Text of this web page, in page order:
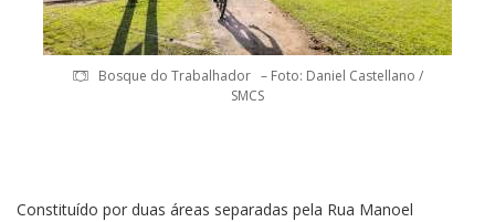
Bosque do Trabalhador – Foto: Daniel Castellano /
SMCS
Constituído por duas áreas separadas pela Rua Manoel